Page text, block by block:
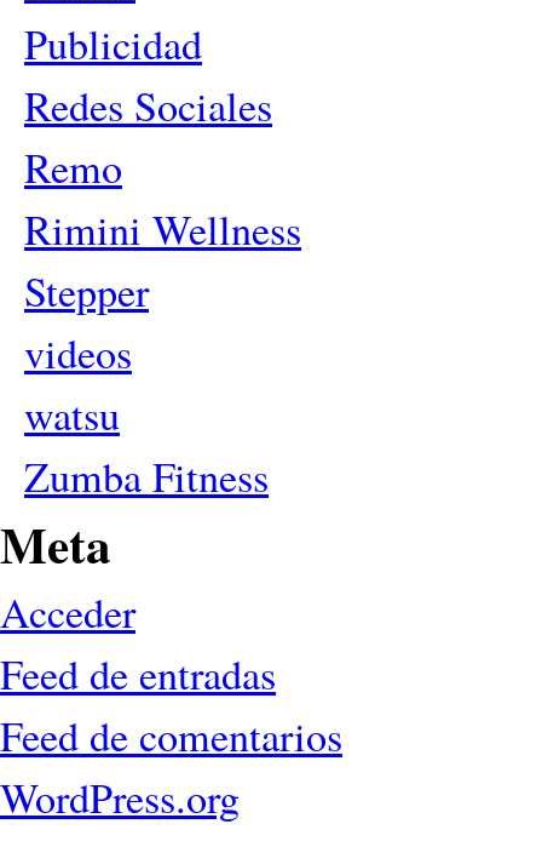
Publicidad
Redes Sociales
Remo
Rimini Wellness
Stepper
videos
watsu
Zumba Fitness
Meta
Acceder
Feed de entradas
Feed de comentarios
WordPress.org